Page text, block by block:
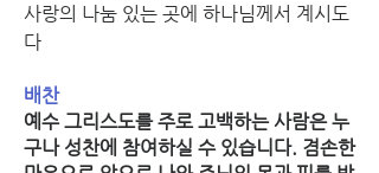
사랑의 나눔 있는 곳에 하나님께서 계시도
다
배찬
예수 그리스도를 주로 고백하는 사람은 누
구나 성찬에 참여하실 수 있습니다. 겸손한